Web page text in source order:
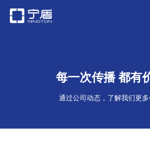
每一次传播 都有
通过公司动态，了解我们更